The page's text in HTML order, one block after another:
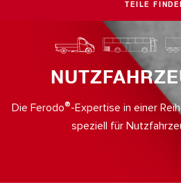
TEILE
Die Ferodo®-Expertise in einer
speziell für